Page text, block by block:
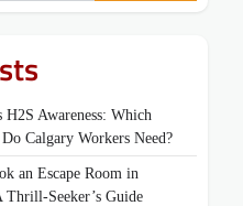
Awareness: Which
Calgary Workers Need?
an Escape Room in
Thrill-Seeker’s Guide